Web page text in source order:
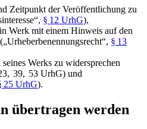
Zeitpunkt der Veröffentlichung zu
§ 12 UrhG),
Werk mit einem Hinweis auf den
§ 13
Werks zu widersprechen
39, 53 UrhG) und
25 UrhG).
übertragen werden